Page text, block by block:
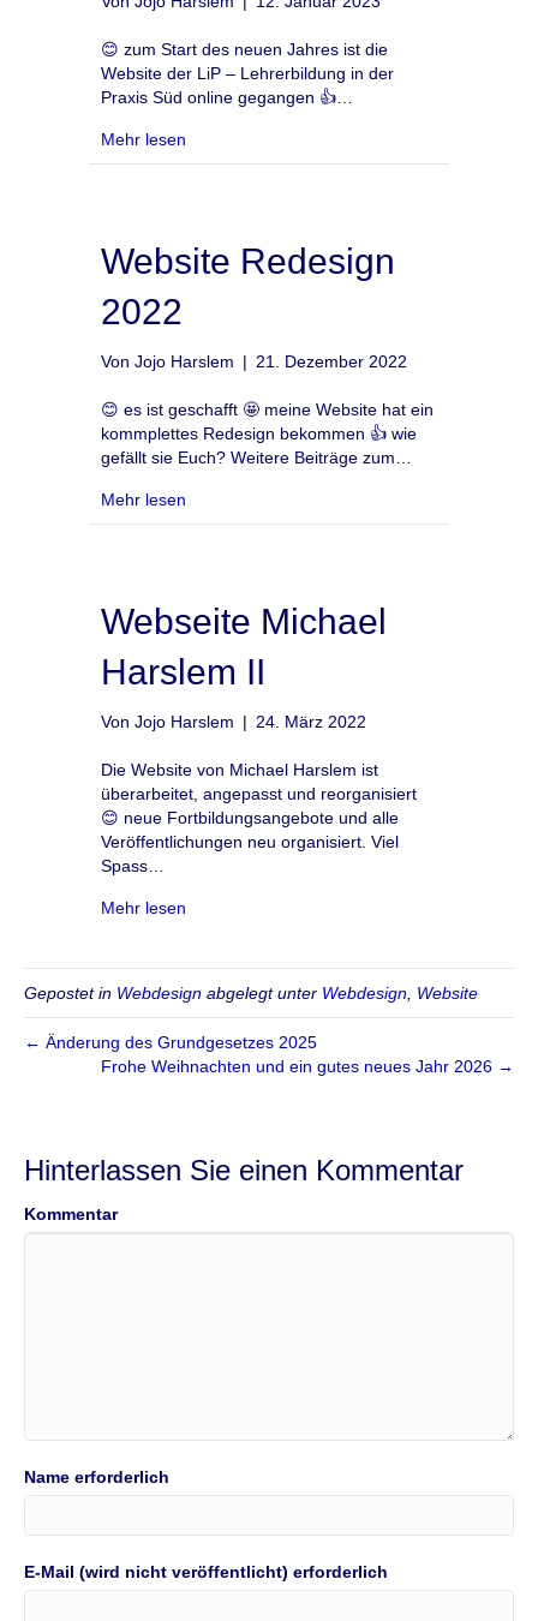
😊 zum Start des neuen Jahres ist die
Website der LiP – Lehrerbildung in der
Praxis Süd online gegangen 👍…
Mehr lesen
Website Redesign
2022
Von Jojo Harslem | 21. Dezember 2022
😊 es ist geschafft 🤩 meine Website hat ein
kommplettes Redesign bekommen 👍 wie
gefällt sie Euch? Weitere Beiträge zum…
Mehr lesen
Webseite Michael
Harslem II
Von Jojo Harslem | 24. März 2022
Die Website von Michael Harslem ist
überarbeitet, angepasst und reorganisiert
😊 neue Fortbildungsangebote und alle
Veröffentlichungen neu organisiert. Viel
Spass…
Mehr lesen
Gepostet in Webdesign abgelegt unter Webdesign, Website
← Änderung des Grundgesetzes 2025
Frohe Weihnachten und ein gutes neues Jahr 2026 →
Hinterlassen Sie einen Kommentar
Kommentar
Name erforderlich
E-Mail (wird nicht veröffentlicht) erforderlich